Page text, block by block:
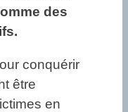
des
conquérir
être
en